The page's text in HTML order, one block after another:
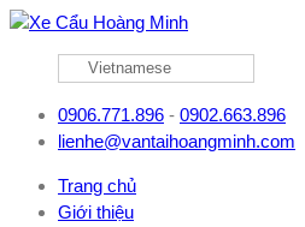
Vietnamese
0906.771.896 - 0902.663.896
lienhe@vantaihoangminh.com
Trang chủ
Giới thiệu